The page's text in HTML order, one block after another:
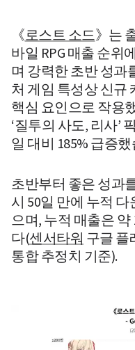
《로스트 소드》는
바일 RPG 매출 순위
며 강력한 초반 성과
처 게임 특성상 신규
핵심 요인으로 작용
‘질투의 사도, 리사’
일 대비 185% 급증
초반부터 좋은 성과
시 50일 만에 누적
으며, 누적 매출은
다(센서타워 구글 플
통합 추정치 기준).